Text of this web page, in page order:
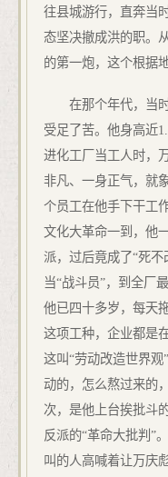
往县城游行，直奔当
态坚决撤成洪的职。
的第一炮，这个根据
在那个年代，当
受足了苦。他身高近
进化工厂当工人时，
非凡、一身正气，就
个员工在他手下干工
文化大革命一到，他
派，过后竟成了“死不
当“战斗员”，到全厂
他已四十多岁，每天
这项工种，企业都是
这叫“劳动改造世界
动的，怎么熬过来的
次，是他上台挨批斗
反派的“革命大批判”
叫的人高喊着让万庆